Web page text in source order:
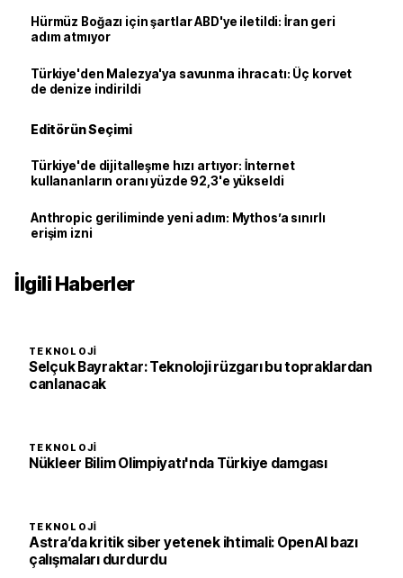
Hürmüz Boğazı için şartlar ABD'ye iletildi: İran geri
adım atmıyor
Türkiye'den Malezya'ya savunma ihracatı: Üç korvet
de denize indirildi
Editörün Seçimi
Türkiye'de dijitalleşme hızı artıyor: İnternet
kullananların oranı yüzde 92,3'e yükseldi
Anthropic geriliminde yeni adım: Mythos’a sınırlı
erişim izni
İlgili Haberler
TEKNOLOJI
Selçuk Bayraktar: Teknoloji rüzgarı bu topraklardan
canlanacak
TEKNOLOJI
Nükleer Bilim Olimpiyatı'nda Türkiye damgası
TEKNOLOJI
Astra’da kritik siber yetenek ihtimali: OpenAI bazı
çalışmaları durdurdu